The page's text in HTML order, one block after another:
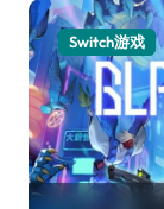
Switch游戏